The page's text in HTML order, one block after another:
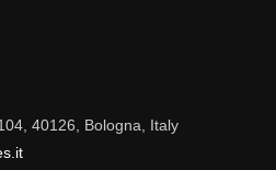
40126, Bologna, Italy